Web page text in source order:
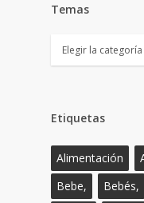
Temas
Temas
Etiquetas
Alimentación
Bebe,
Bebés,